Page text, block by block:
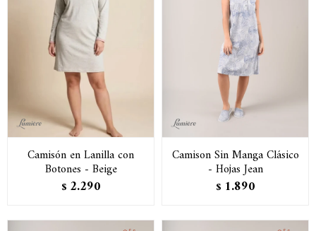
Camisón en Lanilla con
Botones - Beige
$ 2.290
Camison Sin Manga Clásico
- Hojas Jean
$ 1.890